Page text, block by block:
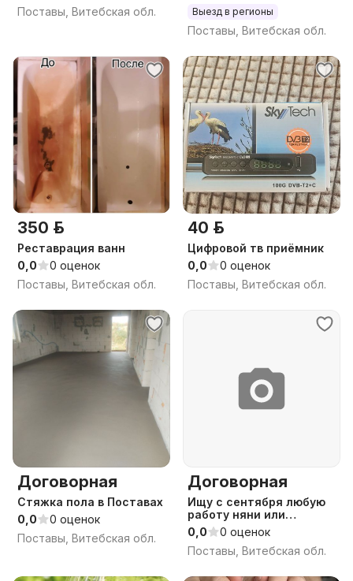
Поставы, Витебская обл.
Выезд в регионы
Поставы, Витебская обл.
350 р.
Реставрация ванн
0,0
0 оценок
Поставы, Витебская обл.
40 р.
Цифровой тв приёмник
0,0
0 оценок
Поставы, Витебская обл.
Договорная
Стяжка пола в Поставах
0,0
0 оценок
Поставы, Витебская обл.
Договорная
Ищу с сентября любую
работу няни или
сиделки
0,0
0 оценок
Поставы, Витебская обл.